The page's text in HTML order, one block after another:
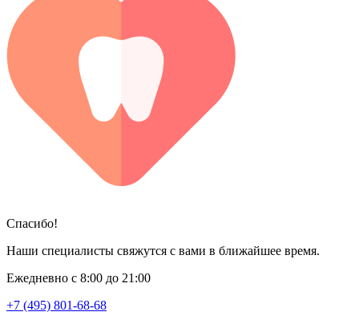
Спасибо!
Наши специалисты свяжутся с вами в ближайшее время.
Ежедневно с 8:00 до 21:00
+7 (495) 801-68-68